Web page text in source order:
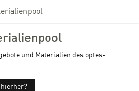
und Materialien des optes-